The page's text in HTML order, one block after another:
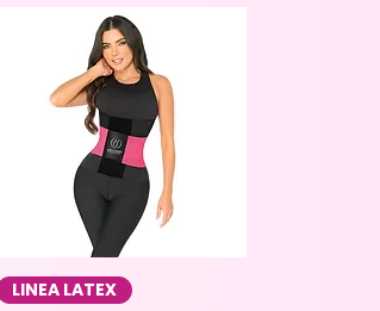
Vista rápida
LINEA LATEX